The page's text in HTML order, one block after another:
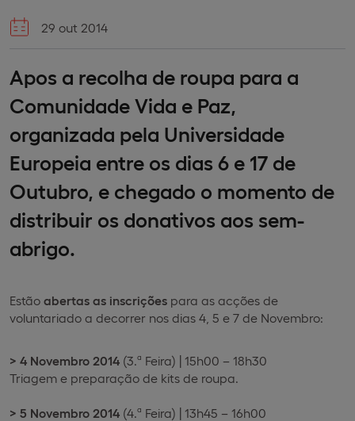
29 out 2014
Apos a recolha de roupa para a
Comunidade Vida e Paz,
organizada pela Universidade
Europeia entre os dias 6 e 17 de
Outubro, e chegado o momento de
distribuir os donativos aos sem-
abrigo.
Estão abertas as inscrições para as acções de
voluntariado a decorrer nos dias 4, 5 e 7 de Novembro:
> 4 Novembro 2014 (3.ª Feira) | 15h00 – 18h30
Triagem e preparação de kits de roupa.
> 5 Novembro 2014 (4.ª Feira) | 13h45 – 16h00